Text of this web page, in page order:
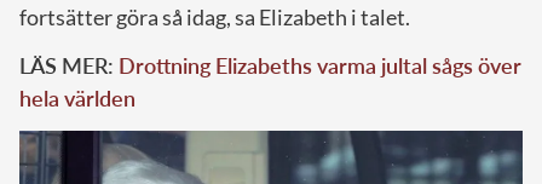
fortsätter göra så idag, sa Elizabeth i talet.
LÄS MER: Drottning Elizabeths varma jultal sågs över
hela världen